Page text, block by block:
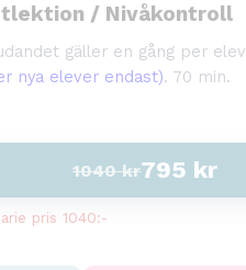
/ Nivåkontroll
gäller en gång per elev
nya elever endast). 70 min.
1040kr795 kr
pris 1040:-